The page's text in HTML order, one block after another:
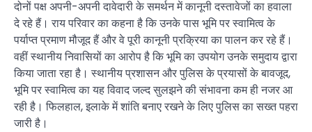
दोनों पक्ष अपनी-अपनी दावेदारी के समर्थन में कानूनी दस्तावेजों का हवाला
दे रहे हैं। राय परिवार का कहना है कि उनके पास भूमि पर स्वामित्व के
पर्याप्त प्रमाण मौजूद हैं और वे पूरी कानूनी प्रक्रिया का पालन कर रहे हैं।
वहीं स्थानीय निवासियों का आरोप है कि भूमि का उपयोग उनके समुदाय द्वारा
किया जाता रहा है। स्थानीय प्रशासन और पुलिस के प्रयासों के बावजूद,
भूमि पर स्वामित्व का यह विवाद जल्द सुलझने की संभावना कम ही नजर आ
रही है। फिलहाल, इलाके में शांति बनाए रखने के लिए पुलिस का सख्त पहरा
जारी है।